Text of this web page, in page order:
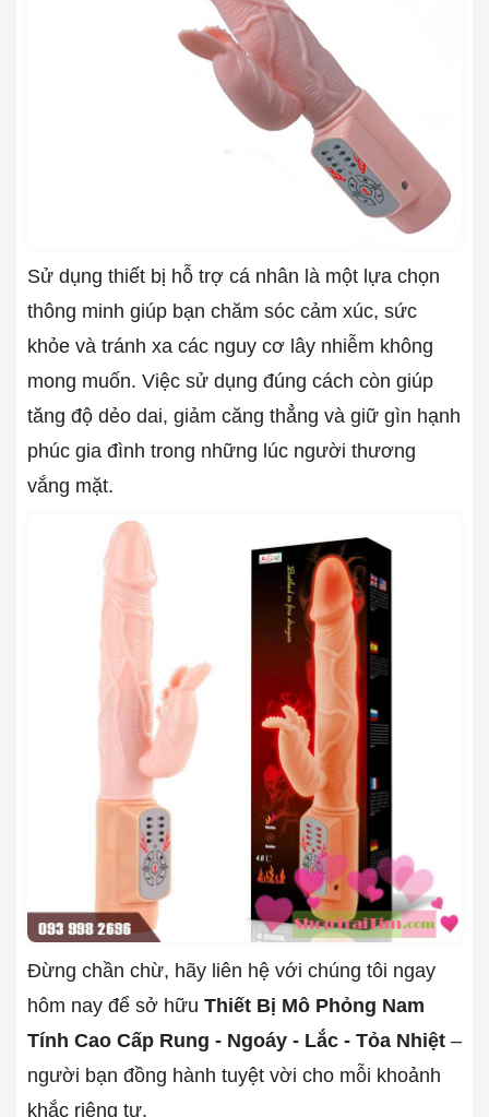
Sử dụng thiết bị hỗ trợ cá nhân là một lựa chọn
thông minh giúp bạn chăm sóc cảm xúc, sức
khỏe và tránh xa các nguy cơ lây nhiễm không
mong muốn. Việc sử dụng đúng cách còn giúp
tăng độ dẻo dai, giảm căng thẳng và giữ gìn hạnh
phúc gia đình trong những lúc người thương
vắng mặt.
Đừng chần chừ, hãy liên hệ với chúng tôi ngay
hôm nay để sở hữu Thiết Bị Mô Phỏng Nam
Tính Cao Cấp Rung - Ngoáy - Lắc - Tỏa Nhiệt –
người bạn đồng hành tuyệt vời cho mỗi khoảnh
khắc riêng tư.